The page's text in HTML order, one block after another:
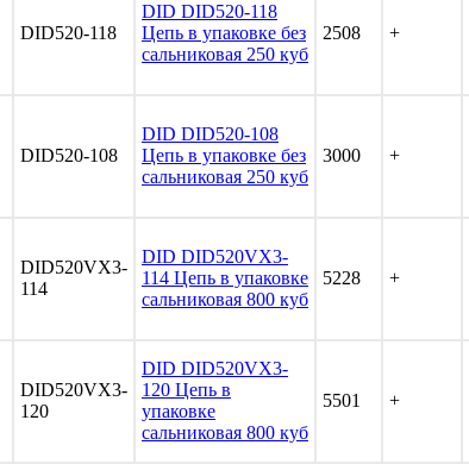
DID520-118
DID DID520-118
Цепь в упаковке без
сальниковая 250 куб
2508 +
DID520-108
DID DID520-108
Цепь в упаковке без
сальниковая 250 куб
3000 +
DID520VX3-
114
DID DID520VX3-
114 Цепь в упаковке
сальниковая 800 куб
5228 +
DID520VX3-
120
DID DID520VX3-
120 Цепь в
упаковке
сальниковая 800 куб
5501 +